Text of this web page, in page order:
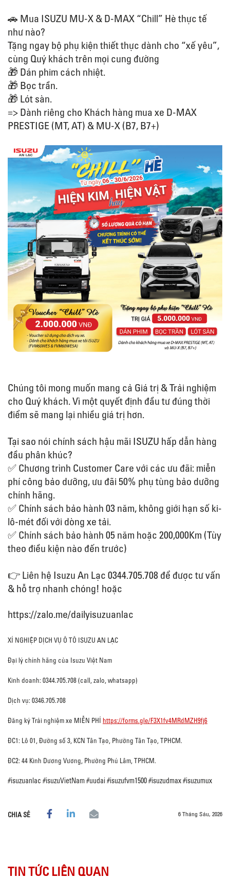
🚗 Mua ISUZU MU-X & D-MAX “Chill” Hè thực tế
như nào?
Tặng ngay bộ phụ kiện thiết thực dành cho “xế yêu”,
cùng Quý khách trên mọi cung đường
🎁 Dán phim cách nhiệt.
🎁 Bọc trần.
🎁 Lót sàn.
=> Dành riêng cho Khách hàng mua xe D-MAX
PRESTIGE (MT, AT) & MU-X (B7, B7+)
Chúng tôi mong muốn mang cả Giá trị & Trải nghiệm
cho Quý khách. Vì một quyết định đầu tư đúng thời
điểm sẽ mang lại nhiều giá trị hơn.
Tại sao nói chính sách hậu mãi ISUZU hấp dẫn hàng
đầu phân khúc?
✅ Chương trình Customer Care với các ưu đãi: miễn
phí công bảo dưỡng, ưu đãi 50% phụ tùng bảo dưỡng
chính hãng.
✅ Chính sách bảo hành 03 năm, không giới hạn số ki-
lô-mét đối với dòng xe tải.
✅ Chính sách bảo hành 05 năm hoặc 200,000Km (Tùy
theo điều kiện nào đến trước)
👉 Liên hệ Isuzu An Lạc 0344.705.708 để được tư vấn
& hỗ trợ nhanh chóng! hoặc
https://zalo.me/dailyisuzuanlac
XÍ NGHIỆP DỊCH VỤ Ô TÔ ISUZU AN LẠC
Đại lý chính hãng của Isuzu Việt Nam
Kinh doanh: 0344.705.708 (call, zalo, whatsapp)
Dịch vụ: 0346.705.708
Đăng ký Trải nghiệm xe MIỄN PHÍ https://forms.gle/F3X1fv4MRdMZH9fj6
ĐC1: Lô 01, Đường số 3, KCN Tân Tạo, Phường Tân Tạo, TPHCM.
ĐC2: 44 Kinh Dương Vương, Phường Phú Lâm, TPHCM.
#isuzuanlac #isuzuVietNam#uudai#isuzufvm1500#isuzudmax#isuzumux
CHIA SẺ 6 Tháng Sáu, 2026
TIN TỨC LIÊN QUAN